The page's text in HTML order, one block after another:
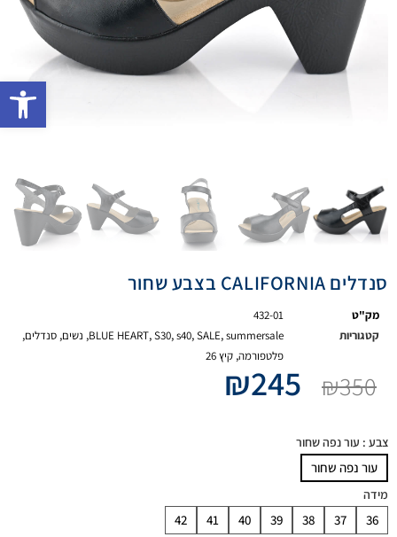
סנדלים CALIFORNIA בצבע שחור
מק"ט
432-01
קטגוריות
BLUE HEART,S30,s40,SALE,summersale
, נשים, סנדלים,
פלטפורמה, קיץ 26
₪350
₪245
צבע : עור נפה שחור
עור נפה שחור
מידה
36
37
38
39
40
41
42